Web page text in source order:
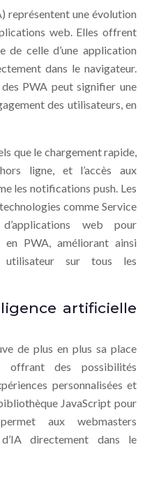
représentent une évolution
web. Elles offrent
de celle d’une application
dans le navigateur.
PWA peut signifier une
des utilisateurs, en
que le chargement rapide,
ligne, et l’accès aux
les notifications push. Les
comme Service
web pour
PWA, améliorant ainsi
utilisateur sur tous les
artificielle
de plus en plus sa place
offrant des possibilités
personnalisées et
JavaScript pour
permet aux webmasters
directement dans le